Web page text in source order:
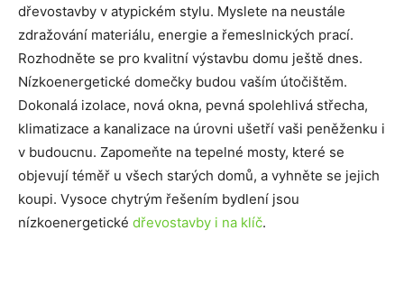
dřevostavby v atypickém stylu. Myslete na neustále
zdražování materiálu, energie a řemeslnických prací.
Rozhodněte se pro kvalitní výstavbu domu ještě dnes.
Nízkoenergetické domečky budou vaším útočištěm.
Dokonalá izolace, nová okna, pevná spolehlivá střecha,
klimatizace a kanalizace na úrovni ušetří vaši peněženku i
v budoucnu. Zapomeňte na tepelné mosty, které se
objevují téměř u všech starých domů, a vyhněte se jejich
koupi. Vysoce chytrým řešením bydlení jsou
nízkoenergetické dřevostavby i na klíč.